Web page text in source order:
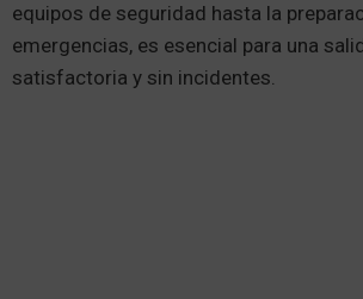
equipos de seguridad hasta la
emergencias, es esencial para una
satisfactoria y sin incidentes.